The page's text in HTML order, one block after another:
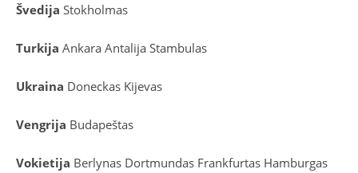
Švedija Stokholmas
Turkija Ankara Antalija Stambulas
Ukraina Doneckas Kijevas
Vengrija Budapeštas
Vokietija Berlynas Dortmundas Frankfurtas Hamburgas